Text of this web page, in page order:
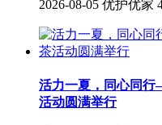
2026-08-05 优护优家
活力一夏，同心同
活动圆满举行